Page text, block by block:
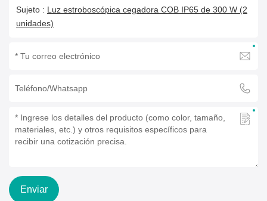
Sujeto : Luz estroboscópica cegadora COB IP65 de 300 W (2
unidades)
Enviar